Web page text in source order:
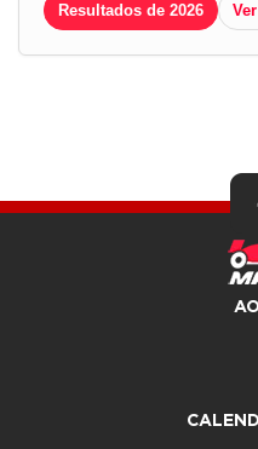
Resultados de 2026